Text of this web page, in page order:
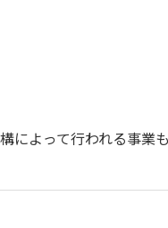
によって行われる事業